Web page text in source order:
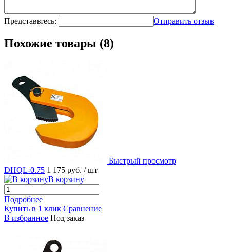
Представьтесь: Отправить отзыв
Похожие товары (8)
Быстрый просмотр
DHQL-0.75 1 175 руб. / шт
В корзину
Подробнее
Купить в 1 клик Сравнение
В избранное Под заказ